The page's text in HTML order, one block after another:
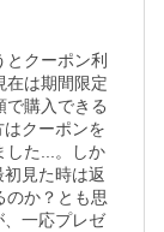
クーポン利
在は期間限定
で購入できる
クーポンを
した...。しか
見た時は返
のか？とも思
一応プレゼ